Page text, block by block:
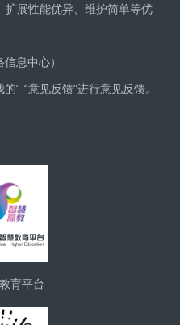
展性能优异、维护简单等优
信息中心）
”-“意见反馈”进行意见反馈。
育平台